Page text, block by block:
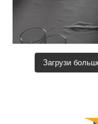
Загрузи